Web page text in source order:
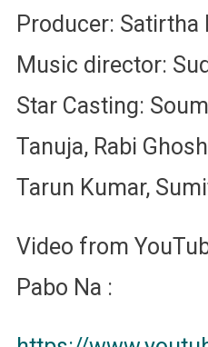
Producer:
Music director:
Star Casting:
Tanuja, Rabi
Tarun Kumar,
Video from
Pabo Na :